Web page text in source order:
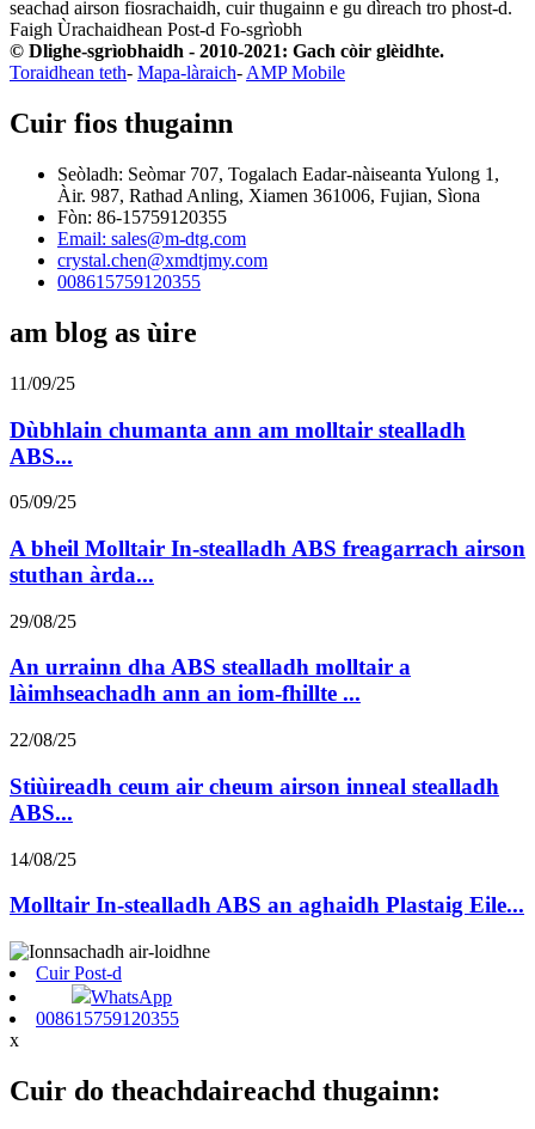
seachad airson fiosrachaidh, cuir thugainn e gu dìreach tro phost-d.
Faigh Ùrachaidhean Post-d Fo-sgrìobh
© Dlighe-sgrìobhaidh - 2010-2021: Gach còir glèidhte.
Toraidhean teth- Mapa-làraich- AMP Mobile
Cuir fios thugainn
Seòladh: Seòmar 707, Togalach Eadar-nàiseanta Yulong 1,
Àir. 987, Rathad Anling, Xiamen 361006, Fujian, Sìona
Fòn: 86-15759120355
Email: sales@m-dtg.com
crystal.chen@xmdtjmy.com
008615759120355
am blog as ùire
11/09/25
Dùbhlain chumanta ann am molltair stealladh
ABS...
05/09/25
A bheil Molltair In-stealladh ABS freagarrach airson
stuthan àrda...
29/08/25
An urrainn dha ABS stealladh molltair a
làimhseachadh ann an iom-fhillte ...
22/08/25
Stiùireadh ceum air cheum airson inneal stealladh
ABS...
14/08/25
Molltair In-stealladh ABS an aghaidh Plastaig Eile...
Cuir Post-d
WhatsApp
008615759120355
x
Cuir do theachdaireachd thugainn: